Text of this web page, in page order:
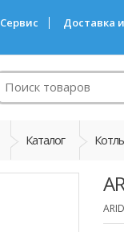
Сервис
Доставка
Поиск
Каталог